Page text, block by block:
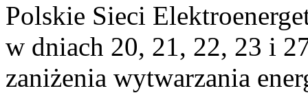
Polskie Sieci
w dniach 20, 21, 22, 23 i
zaniżenia wytwarzania